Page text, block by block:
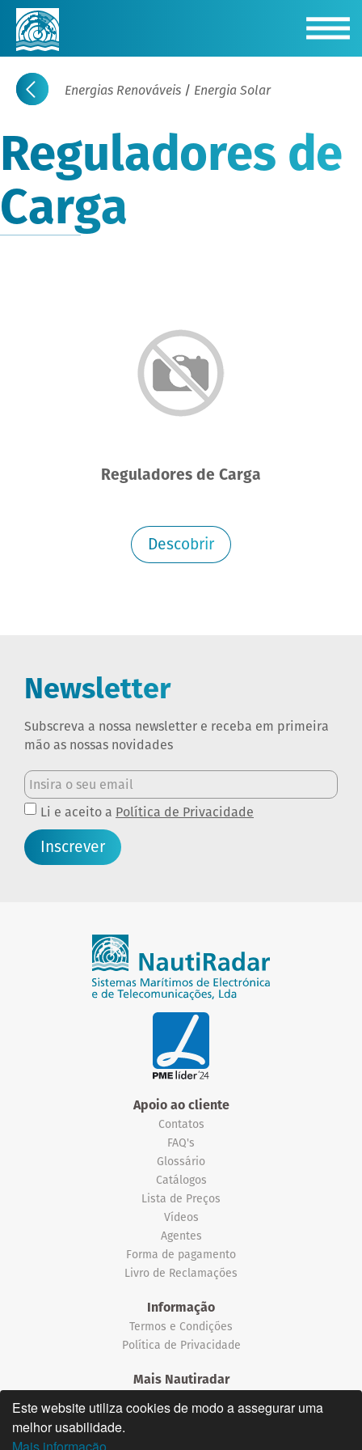
Este website utiliza cookies de modo a assegurar uma
melhor usabilidade.
Energias Renováveis / Energia Solar
Reguladores de
Carga
Reguladores de Carga
Descobrir
Newsletter
Subscreva a nossa newsletter e receba em primeira
mão as nossas novidades
Li e aceito a Política de Privacidade
Inscrever
Apoio ao cliente
Contatos
FAQ's
Glossário
Catálogos
Lista de Preços
Vídeos
Agentes
Forma de pagamento
Livro de Reclamações
Informação
Termos e Condições
Política de Privacidade
Mais Nautiradar